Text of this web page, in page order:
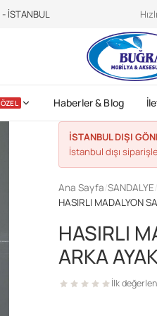
İSTANBUL
ÖZEL Haberler & Blog
İSTANBUL DIŞI
İstanbul dışı
Ana Sayfa /SANDALYE
HASIRLI MADALYON
HASIRLI
ARKA
İlk
steroidilegalionline.it